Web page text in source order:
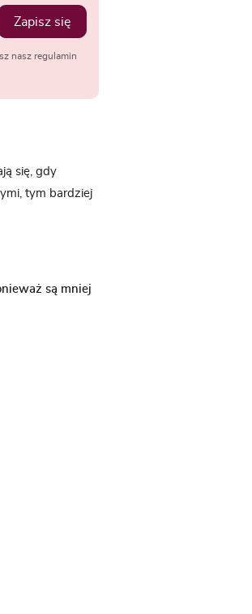
Zapisz się
nasz regulamin
się, gdy
tym bardziej
są mniej